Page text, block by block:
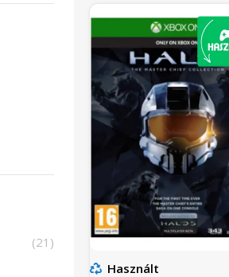
(21)
Használt